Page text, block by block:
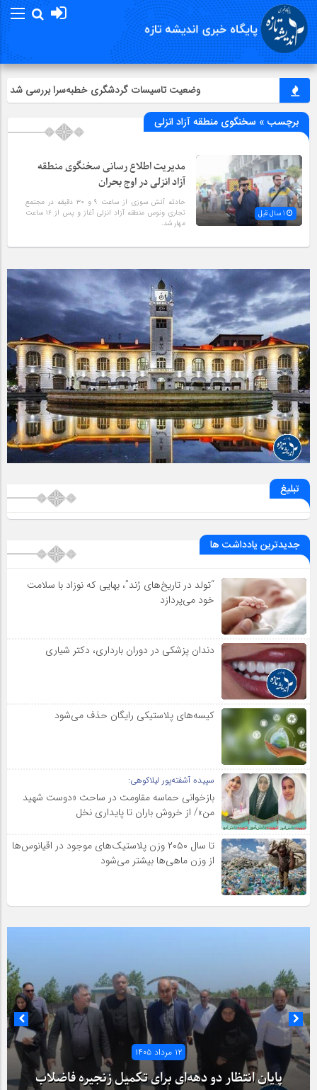
وضعیت تاسیسات گردشگری خطبه‌سرا بررسی شد
برچسب » سخنگوی منطقه آزاد انزلی
مدیریت اطلاع رسانی سخنگوی منطقه
آزاد انزلی در اوج بحران
حادثه آتش سوزی از ساعت ۹ و ۳۰ دقیقه در مجتمع
تجاری ونوس منطقه آزاد انزلی آغاز و پس از ۱۶ ساعت
مهار شد.
تبلیغ
جدیدترین یادداشت ها
“تولد در تاریخ‌های رُند”، بهایی که نوزاد با سلامت
خود می‌پردازد
دندان پزشکی در دوران بارداری، دکتر شیاری
کیسه‌های پلاستیکی رایگان حذف می‌شود
سپیده آشفته‌پور لیلاکوهی:
بازخوانی حماسه مقاومت در ساحت «دوست شهید
من»/ از خروش باران تا پایداری نخل
تا سال ۲۰۵۰ وزن پلاستیک‌های موجود در اقیانوس‌ها
از وزن ماهی‌ها بیشتر می‌شود
۱۲ مرداد ۱۴۰۵
پایان انتظار دو دهه‌ای برای تکمیل زنجیره فاضلاب